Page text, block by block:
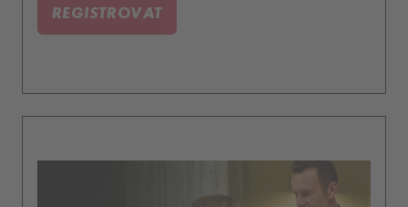
Maggie Bellová a Omar Zidan z New Yorku, se
zapojí také speciální tým FBI pod vedením Jessa
REGISTROVAT